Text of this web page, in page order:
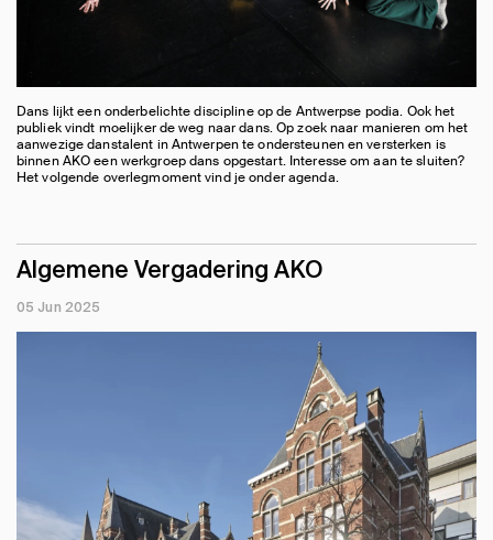
Dans lijkt een onderbelichte discipline op de Antwerpse podia. Ook het
publiek vindt moelijker de weg naar dans. Op zoek naar manieren om het
aanwezige danstalent in Antwerpen te ondersteunen en versterken is
binnen AKO een werkgroep dans opgestart. Interesse om aan te sluiten?
Het volgende overlegmoment vind je onder agenda.
Algemene Vergadering AKO
05 Jun 2025